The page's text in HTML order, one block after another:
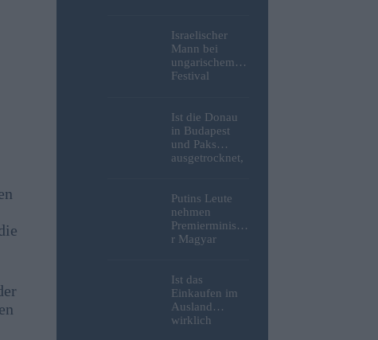
Überreste und
Sprengstoff aus
der Donau in
Budapest
Israelischer
Mann bei
ungarischem
Festival
Ist die Donau
in Budapest
und Paks
ausgetrocknet,
umgeleitet
haben?
Putins Leute
nehmen
Premierministe
r Magyar
verspotten
diesmal die
Energiekrise
und das Paks-
Ist das
Einkaufen im
Ausland
wirklich